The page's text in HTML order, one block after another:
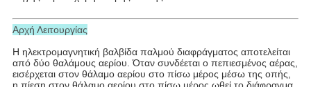
Αρχή Λειτουργίας
Η ηλεκτρομαγνητική βαλβίδα παλμού διαφράγματος αποτελείται
από δύο θαλάμους αερίου. Όταν συνδέεται ο πεπιεσμένος αέρας,
εισέρχεται στον θάλαμο αερίου στο πίσω μέρος μέσω της οπής,